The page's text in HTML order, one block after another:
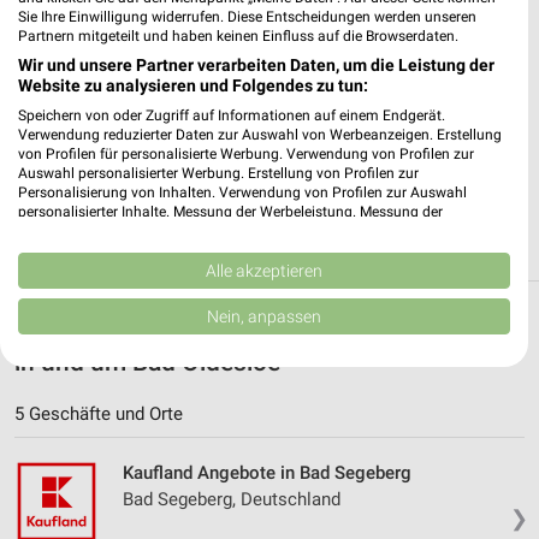
✔Standortgenaue Angebote
✔Folge deinem Lieblingshändler
✔Push-Benachrichtigungen bei neuen Prospekten
✔Einkaufsliste - Einkauf stressfrei planen
JETZT LADEN UND SPAREN!
Weitere Kaufland Geschäfte mit Angeboten
in und um Bad Oldesloe
5 Geschäfte und Orte
❯
Kaufland Angebote in Bad Segeberg
Bad Segeberg, Deutschland
Sie Ihre Einwilligung widerrufen. Diese Entscheidungen werden unseren
Partnern mitgeteilt und haben keinen Einfluss auf die Browserdaten.
Wir und unsere Partner verarbeiten Daten, um die Leistung der
Website zu analysieren und Folgendes zu tun:
Speichern von oder Zugriff auf Informationen auf einem Endgerät.
Verwendung reduzierter Daten zur Auswahl von Werbeanzeigen. Erstellung
von Profilen für personalisierte Werbung. Verwendung von Profilen zur
Auswahl personalisierter Werbung. Erstellung von Profilen zur
Personalisierung von Inhalten. Verwendung von Profilen zur Auswahl
personalisierter Inhalte. Messung der Werbeleistung. Messung der
Kombinationen von Daten aus verschiedenen Quellen. Entwicklung und
Verbesserung der Angebote. Verwendung reduzierter Daten zur Auswahl
von Inhalten.
Daten können außerhalb der Europäischen Union weitergegeben und in die
USA gesendet werden.
Website/App.
Partnerliste anzeigen (1 IAB-Anbieter)
IAB-Verarbeitungszwecke:
Speichern von oder Zugriff auf Informationen
auf einem Endgerät
Alle akzeptieren
Nein, anpassen